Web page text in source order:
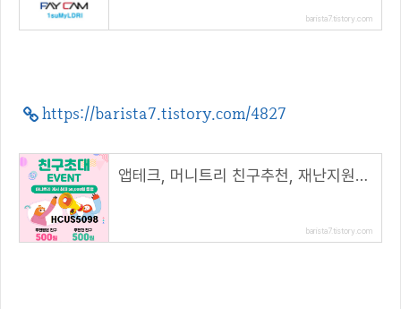
barista7.tistory.com
https://barista7.tistory.com/4827
앱테크, 머니트리 친구추천, 재난지원금 신청( 추천 코드 : HCUS5098 )
barista7.tistory.com